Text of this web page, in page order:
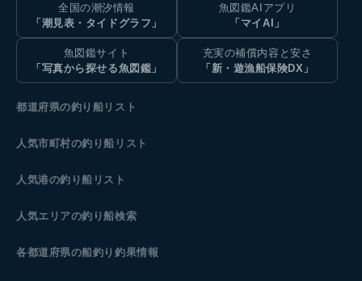
全国の潮汐情報
「潮見表・タイドグラフ」
魚図鑑AIアプリ
「マイAI」
魚図鑑サイト
「写真から探せる魚図鑑」
充実の補償内容と安さ
「新・遊漁船保険DX」
都道府県の釣り船リスト
人気市町村の釣り船リスト
人気港の釣り船リスト
人気エリアの釣り船検索
各都道府県の船釣り釣果情報